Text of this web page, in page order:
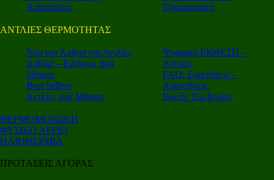
Απαντήσεις
Εγκαταστάτη
ΑΝΤΛΙΕΣ ΘΕΡΜΟΤΗΤΑΣ
Nέα και Αρθρα για Αντλίες
Αρθρα – Ειδήσεις ανά
Μάρκα
Best Sellers
Αντλίες ανά Μάρκα
Ψηφιακή ΕΚΘΕΣΗ –
Αντλίες
FAQ: Ερωτήσεις –
Απαντήσεις
Βρείτε Σύμβουλο
ΘΕΡΜΟΜΟΝΩΣΗ
ΦΥΣΙΚΟ ΑΕΡΙΟ
ΗΛΙΟΘΕΡΜΙΑ
ΠΡΟΤΑΣΕΙΣ ΑΓΟΡΑΣ